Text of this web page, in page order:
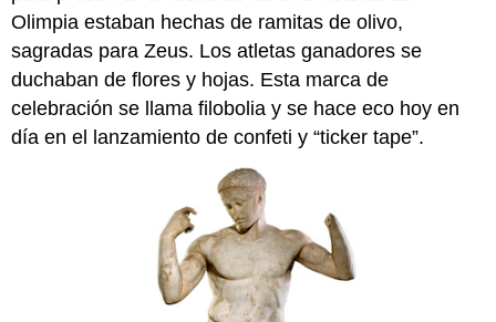
Olimpia estaban hechas de ramitas de olivo,
sagradas para Zeus. Los atletas ganadores se
duchaban de flores y hojas. Esta marca de
celebración se llama filobolia y se hace eco hoy en
día en el lanzamiento de confeti y “ticker tape”.